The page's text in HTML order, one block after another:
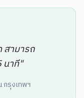
สามารถ
นาที"
กรุงเทพฯ